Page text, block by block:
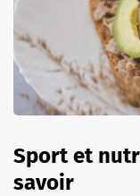
Sport et
savoir